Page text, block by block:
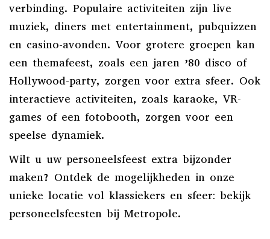
verbinding. Populaire activiteiten zijn live
muziek, diners met entertainment, pubquizzen
en casino-avonden. Voor grotere groepen kan
een themafeest, zoals een jaren ’80 disco of
Hollywood-party, zorgen voor extra sfeer. Ook
interactieve activiteiten, zoals karaoke, VR-
games of een fotobooth, zorgen voor een
speelse dynamiek.
Wilt u uw personeelsfeest extra bijzonder
maken? Ontdek de mogelijkheden in onze
unieke locatie vol klassiekers en sfeer: bekijk
personeelsfeesten bij Metropole.